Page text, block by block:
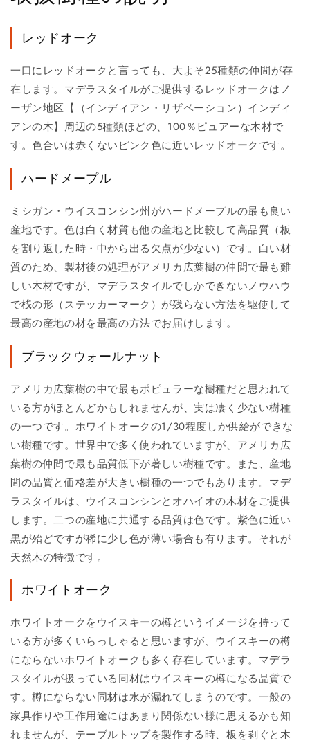
レッドオーク
一口にレッドオークと言っても、大よそ25種類の仲間が存
在します。マデラスタイルがご提供するレッドオークはノ
ーザン地区【（インディアン・リザベーション）インディ
アンの木】周辺の5種類ほどの、100％ピュアーな木材で
す。色合いは赤くないピンク色に近いレッドオークです。
ハードメープル
ミシガン・ウイスコンシン州がハードメープルの最も良い
産地です。色は白く材質も他の産地と比較して高品質（板
を割り返した時・中から出る欠点が少ない）です。白い材
質のため、製材後の処理がアメリカ広葉樹の仲間で最も難
しい木材ですが、マデラスタイルでしかできないノウハウ
で桟の形（ステッカーマーク）が残らない方法を駆使して
最高の産地の材を最高の方法でお届けします。
ブラックウォールナット
アメリカ広葉樹の中で最もポピュラーな樹種だと思われて
いる方がほとんどかもしれませんが、実は凄く少ない樹種
の一つです。ホワイトオークの1/30程度しか供給ができな
い樹種です。世界中で多く使われていますが、アメリカ広
葉樹の仲間で最も品質低下が著しい樹種です。また、産地
間の品質と価格差が大きい樹種の一つでもあります。マデ
ラスタイルは、ウイスコンシンとオハイオの木材をご提供
します。二つの産地に共通する品質は色です。紫色に近い
黒が殆どですが稀に少し色が薄い場合も有ります。それが
天然木の特徴です。
ホワイトオーク
ホワイトオークをウイスキーの樽というイメージを持って
いる方が多くいらっしゃると思いますが、ウイスキーの樽
にならないホワイトオークも多く存在しています。マデラ
スタイルが扱っている同材はウイスキーの樽になる品質で
す。樽にならない同材は水が漏れてしまうのです。一般の
家具作りや工作用途にはあまり関係ない様に思えるかも知
れませんが、テーブルトップを製作する時、板を剥ぐと木